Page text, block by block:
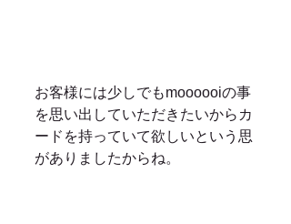
お客様には少しでもmoooooiの事
を思い出していただきたいからカ
ードを持っていて欲しいという思
がありましたからね。